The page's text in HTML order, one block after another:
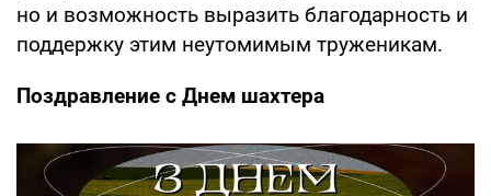
но и возможность выразить благодарность и
поддержку этим неутомимым труженикам.
Поздравление с Днем шахтера